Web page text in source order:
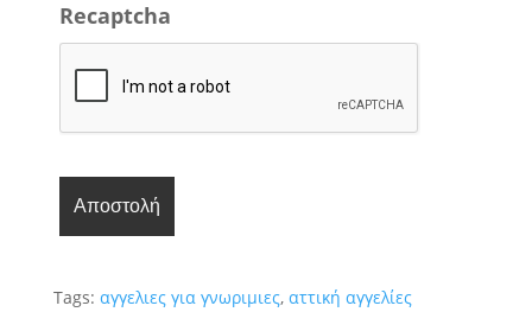
Recaptcha
Tags: αγγελιες για γνωριμιες, αττική αγγελίες